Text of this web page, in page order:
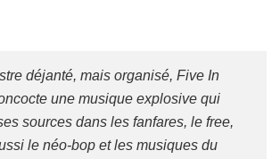
déjanté, mais organisé, Five In
une musique explosive qui
sources dans les fanfares, le free,
le néo-bop et les musiques du